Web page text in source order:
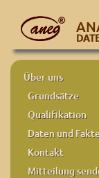
Über uns
Grundsätze
Qualifikation
Daten und
Kontakt
Mitteilung